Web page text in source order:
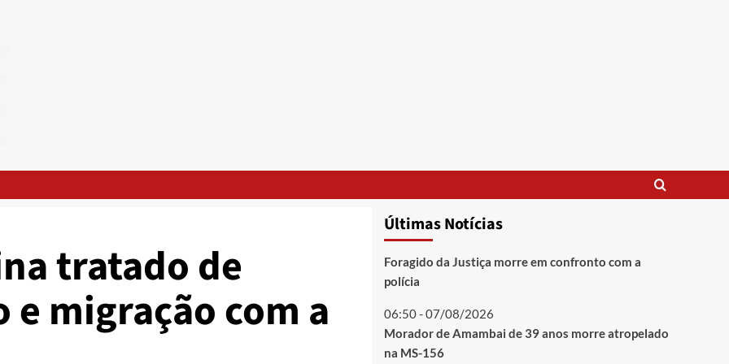
tratado de
migração com a
Últimas Notícias
Foragido da Justiça morre em confronto com a
polícia
06:50 - 07/08/2026
Morador de Amambai de 39 anos morre atropelado
na MS-156